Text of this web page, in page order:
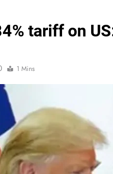
tariff on
1 Mins